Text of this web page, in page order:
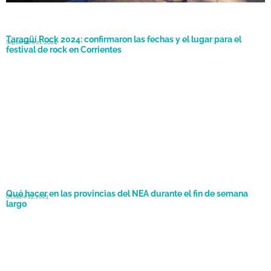
Taragüí Rock 2024: confirmaron las fechas y el lugar para el
festival de rock en Corrientes
Septiembre 21, 2024
Qué hacer en las provincias del NEA durante el fin de semana
largo
Octubre 13, 2023